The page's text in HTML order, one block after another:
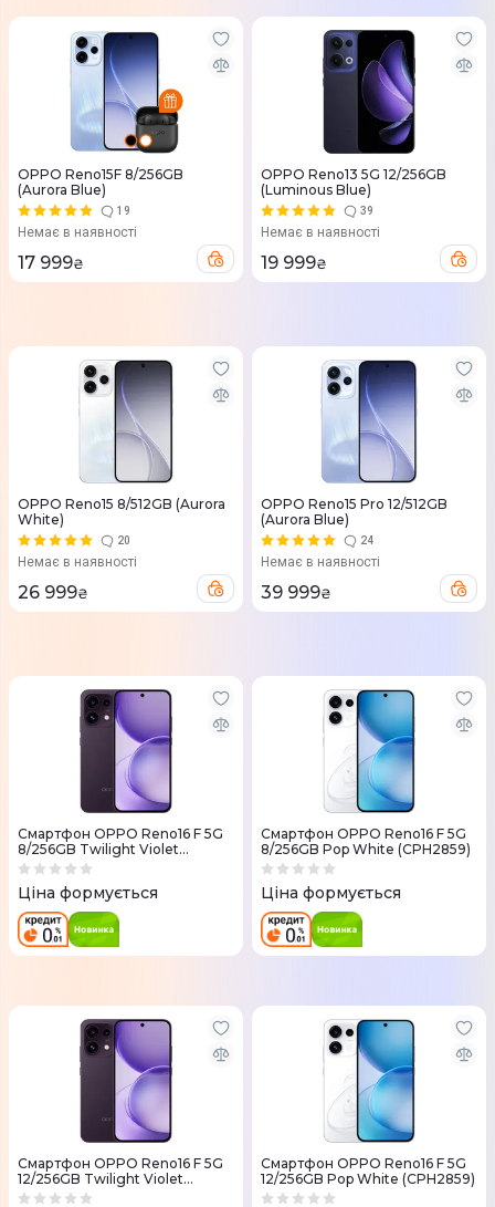
OPPO Reno15F 8/256GB
(Aurora Blue)
19
Немає в наявності
17 999₴
OPPO Reno13 5G 12/256GB
(Luminous Blue)
39
Немає в наявності
19 999₴
OPPO Reno15 8/512GB (Aurora
White)
20
Немає в наявності
26 999₴
OPPO Reno15 Pro 12/512GB
(Aurora Blue)
24
Немає в наявності
39 999₴
Смартфон OPPO Reno16 F 5G
8/256GB Twilight Violet
(CPH2859)
Ціна формується
Смартфон OPPO Reno16 F 5G
8/256GB Pop White (CPH2859)
Ціна формується
Смартфон OPPO Reno16 F 5G
12/256GB Twilight Violet
(CPH2859)
Смартфон OPPO Reno16 F 5G
12/256GB Pop White (CPH2859)